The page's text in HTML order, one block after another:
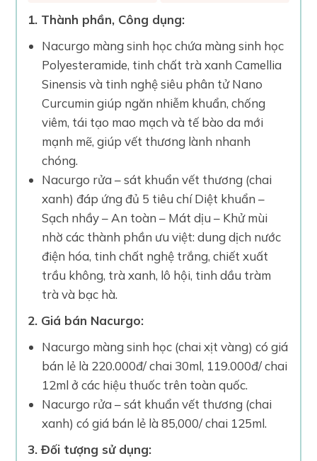
1. Thành phần, Công dụng:
Nacurgo màng sinh học chứa màng sinh học
Polyesteramide, tinh chất trà xanh Camellia
Sinensis và tinh nghệ siêu phân tử Nano
Curcumin giúp ngăn nhiễm khuẩn, chống
viêm, tái tạo mao mạch và tế bào da mới
mạnh mẽ, giúp vết thương lành nhanh
chóng.
Nacurgo rửa – sát khuẩn vết thương (chai
xanh) đáp ứng đủ 5 tiêu chí Diệt khuẩn –
Sạch nhầy – An toàn – Mát dịu – Khử mùi
nhờ các thành phần ưu việt: dung dịch nước
điện hóa, tinh chất nghệ trắng, chiết xuất
trầu không, trà xanh, lô hội, tinh dầu tràm
trà và bạc hà.
2. Giá bán Nacurgo:
Nacurgo màng sinh học (chai xịt vàng) có giá
bán lẻ là 220.000đ/ chai 30ml, 119.000đ/ chai
12ml ở các hiệu thuốc trên toàn quốc.
Nacurgo rửa – sát khuẩn vết thương (chai
xanh) có giá bán lẻ là 85,000/ chai 125ml.
3. Đối tượng sử dụng: